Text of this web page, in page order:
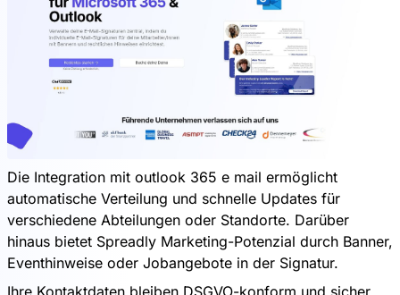
Die Integration mit outlook 365 e mail ermöglicht
automatische Verteilung und schnelle Updates für
verschiedene Abteilungen oder Standorte. Darüber
hinaus bietet Spreadly Marketing-Potenzial durch Banner,
Eventhinweise oder Jobangebote in der Signatur.
Ihre Kontaktdaten bleiben DSGVO-konform und sicher